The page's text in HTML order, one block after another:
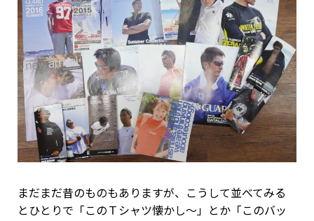
まだまだ昔のものもありますが、こうして並べてみる
とひとりで「このＴシャツ懐かし～」とか「このバッ